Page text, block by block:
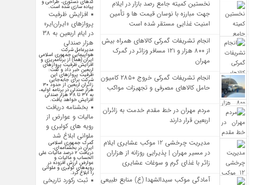
نخستین کمیته جامع رصد بازار در ایلام
جهت مبارزه با نوسان قیمت‌ ها و تأمین
امنیت غذایی مستقر شده است
انجام تشریفات گمرکی کالاهای همراه بیش
از ۸۰۰ هزار و ۱۲۱ مسافر وزائر در گمرک
مهران
انجام تشریفات گمرکی خروج ۲۸۵۰ کامیون
حامل کالاهای مصرفی و تجهیزات مواکب
مردم مهران در خط مقدم خدمت به زائران
اربعین قرار دارند
مدیریت چرخشی 12 موکب‌ عشایری ایلام
در مسیر مهران | پذیرایی روزانه از هزاران
زائر با غذای گرم و سوغات عشایری
آمادگی موکب سیدالشهدا (ع) منابع طبیعی
کد‌های دستوری، طراحی و
پیاده سازی شده است.
افزایش ظرفیت
پروازهای «ایران‌ایر»
در ایام اربعین به ۳۸
هزار صندلی
مدیرعامل شرکت
هواپیمایی جمهوری اسلامی
ایران (هما) از برنامه‌ریزی و
افزایش ظرفیت پروازهای
اربعین خبر داد و گفت:
ظرفیت پروازهای این
شرکت برای جابه‌جایی
زائران اربعین از حدود ۳۰
هزار صندلی در برنامه اولیه،
به ۳۷ تا ۳۸ هزار صندلی
افزایش خواهد یافت.
بخشنامه دریافت
مالیات و عوارض از
رویه های کولبری و
ملوانی ابلاغ شد
گمرک جمهوری اسلامی
ایران در بخشنامه‌ای،
دریافت ۲ درصد مالیات علی
الحساب و مالیات و
عوارض ارزش افزوده در
رویه‌های کولبری و ملوانی
را ابلاغ کرد.
ثبت رکورد تاریخی